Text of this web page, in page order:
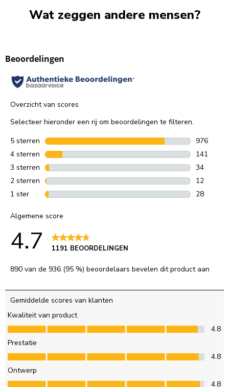
Wat zeggen andere mensen?